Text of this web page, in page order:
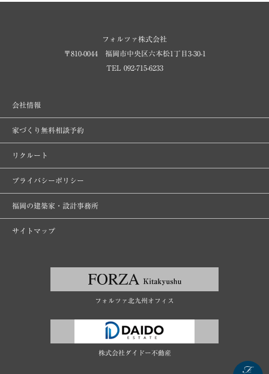
フォルツァ株式会社
〒810-0044 福岡市中央区六本松1丁目3-30-1
TEL 092-715-6233
会社情報
家づくり無料相談予約
リクルート
プライバシーポリシー
福岡の建築家・設計事務所
サイトマップ
フォルツァ北九州オフィス
株式会社ダイドー不動産